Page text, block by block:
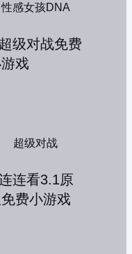
性感女孩DNA
超级对战